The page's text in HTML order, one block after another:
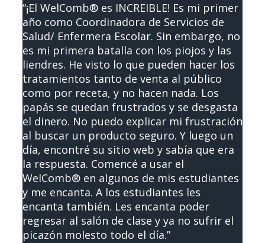
“¡El WelComb® es INCREIBLE! Es mi primer
año como Coordinadora de Servicios de
Salud/ Enfermera Escolar. Sin embargo, no
es mi primera batalla con los piojos y las
liendres. He visto lo que pueden hacer los
tratamientos tanto de venta al público
como por receta, y no hacen nada. Los
papás se quedan frustrados y se desgasta
el dinero. No puedo explicar mi frustración
al buscar un producto seguro. Y luego un
día, encontré su sitio web y sabía que era
la respuesta. Comencé a usar el
WelComb® en algunos de mis estudiantes
y me encanta. A los estudiantes les
encanta también. Les encanta poder
regresar al salón de clase y ya no sufrir el
picazón molesto todo el día.”